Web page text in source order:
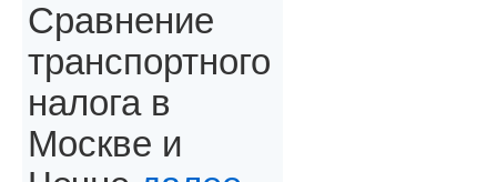
Сравнение
транспортного
налога в
Москве и